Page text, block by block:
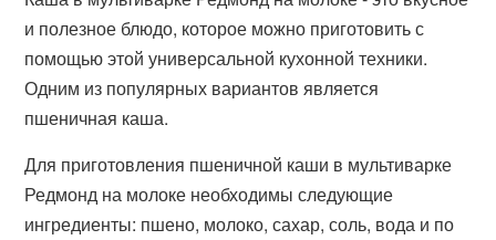
и полезное блюдо, которое можно приготовить с
помощью этой универсальной кухонной техники.
Одним из популярных вариантов является
пшеничная каша.
Для приготовления пшеничной каши в мультиварке
Редмонд на молоке необходимы следующие
ингредиенты: пшено, молоко, сахар, соль, вода и по